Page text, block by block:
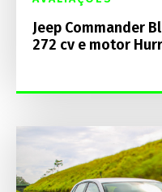
Jeep Commander
272 cv e motor